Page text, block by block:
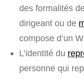
des formalités
dirigeant ou de
compose d’un
L’identité du
personne qui